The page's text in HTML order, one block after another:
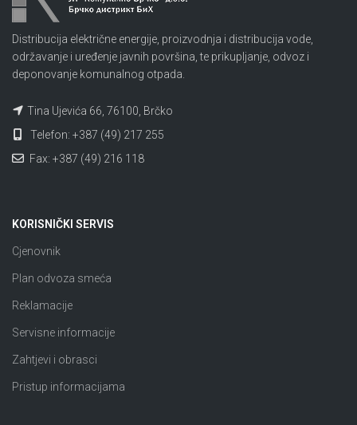
Distribucija električne energije, proizvodnja i distribucija vode,
održavanje i uređenje javnih površina, te prikupljanje, odvoz i
deponovanje komunalnog otpada.
Tina Ujevića 66, 76100, Brčko
Telefon: +387 (49) 217 255
Fax: +387 (49) 216 118
KORISNIČKI SERVIS
Cjenovnik
Plan odvoza smeća
Reklamacije
Servisne informacije
Zahtjevi i obrasci
Pristup informacijama